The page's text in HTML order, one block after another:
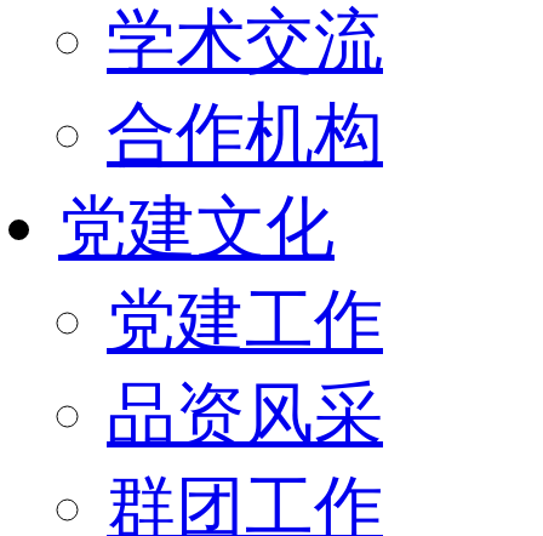
学术交流
合作机构
党建文化
党建工作
品资风采
群团工作